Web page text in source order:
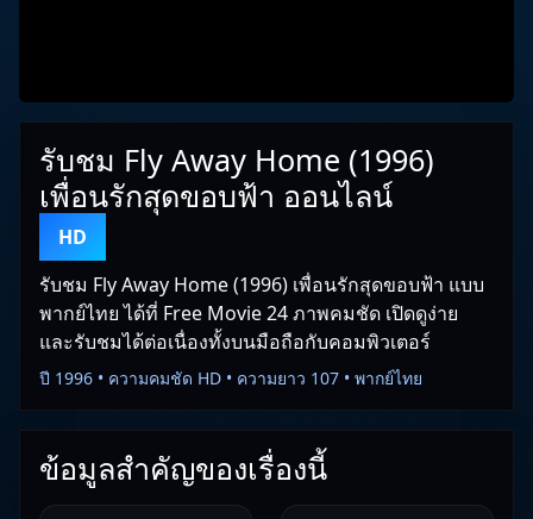
รับชม Fly Away Home (1996)
เพื่อนรักสุดขอบฟ้า ออนไลน์
HD
รับชม Fly Away Home (1996) เพื่อนรักสุดขอบฟ้า แบบ
พากย์ไทย ได้ที่ Free Movie 24 ภาพคมชัด เปิดดูง่าย
และรับชมได้ต่อเนื่องทั้งบนมือถือกับคอมพิวเตอร์
ปี 1996 • ความคมชัด HD • ความยาว 107 • พากย์ไทย
ข้อมูลสำคัญของเรื่องนี้